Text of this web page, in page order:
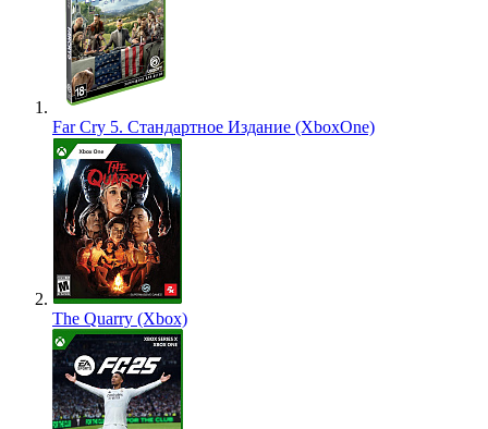
Far Cry 5. Стандартное Издание (XboxOne)
The Quarry (Xbox)